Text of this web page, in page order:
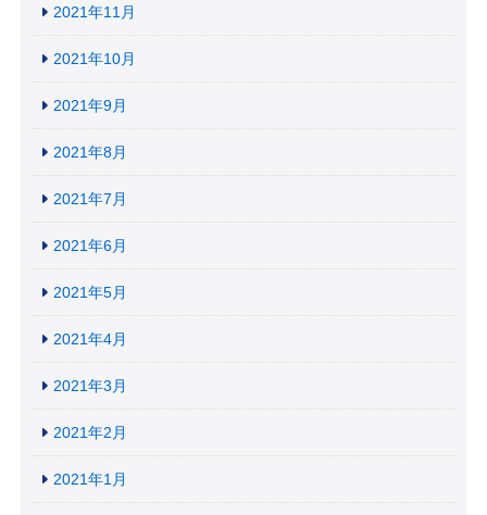
2021年11月
2021年10月
2021年9月
2021年8月
2021年7月
2021年6月
2021年5月
2021年4月
2021年3月
2021年2月
2021年1月